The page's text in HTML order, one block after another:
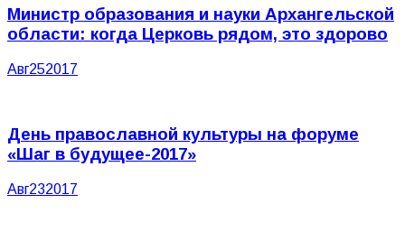
Министр образования и науки Архангельской
области: когда Церковь рядом, это здорово
Авг252017
День православной культуры на форуме
«Шаг в будущее-2017»
Авг232017